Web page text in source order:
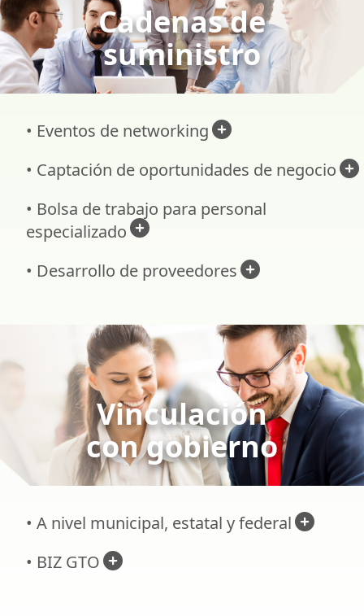
Cadenas de
suministro
• Eventos de networking
• Captación de oportunidades de negocio
• Bolsa de trabajo para personal
especializado
• Desarrollo de proveedores
• A nivel municipal, estatal y federal
• BIZ GTO
Vinculación
con gobierno